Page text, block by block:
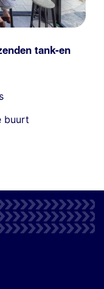
tank-en
buurt